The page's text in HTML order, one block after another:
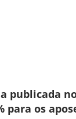
publicada
para os